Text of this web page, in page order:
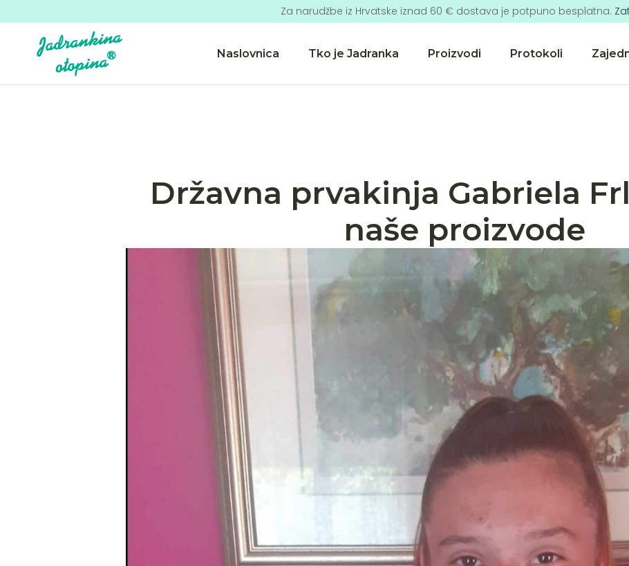
Za narudžbe iz Hrvatske iznad 60 € dostava je potpuno besplatna.
Naslovnica Tko je Jadranka Proizvodi Protokoli
Državna prvakinja Gabriela
naše proizvode